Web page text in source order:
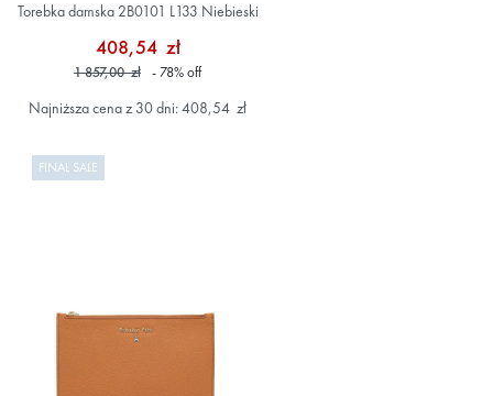
Torebka damska 2B0101 L133 Niebieski
408,54 zł
1 857,00 zł - 78%off
Najniższa cena z 30 dni: 408,54 zł
FINAL SALE